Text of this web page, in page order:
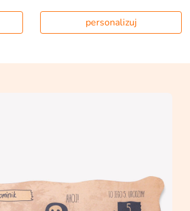
personalizuj